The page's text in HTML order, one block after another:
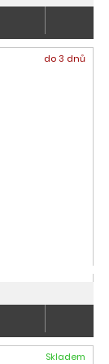
do 3 dnů
Skladem